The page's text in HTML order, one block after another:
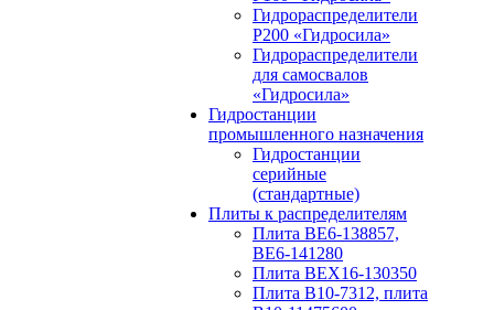
Гидрораспределители
Р200 «Гидросила»
Гидрораспределители
для самосвалов
«Гидросила»
Гидростанции
промышленного назначения
Гидростанции
серийные
(стандартные)
Плиты к распределителям
Плита ВЕ6-138857,
ВЕ6-141280
Плита ВЕХ16-130350
Плита В10-7312, плита